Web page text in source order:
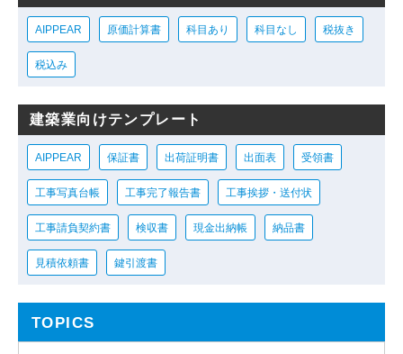
AIPPEAR 原価計算書 科目あり 科目なし 税抜き
税込み
建築業向けテンプレート
AIPPEAR 保証書 出荷証明書 出面表 受領書
工事写真台帳 工事完了報告書 工事挨拶・送付状
工事請負契約書 検収書 現金出納帳 納品書
見積依頼書 鍵引渡書
TOPICS